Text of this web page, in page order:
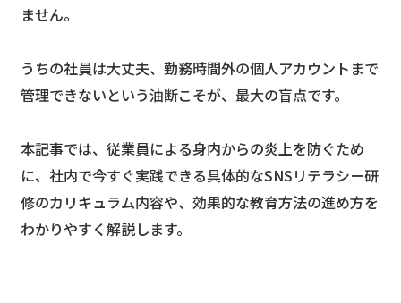
ません。
うちの社員は大丈夫、勤務時間外の個人アカウントまで
管理できないという油断こそが、最大の盲点です。
本記事では、従業員による身内からの炎上を防ぐため
に、社内で今すぐ実践できる具体的なSNSリテラシー研
修のカリキュラム内容や、効果的な教育方法の進め方を
わかりやすく解説します。